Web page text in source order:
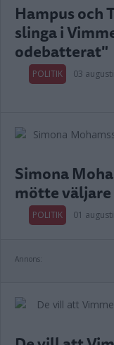
Hampus och
slinga i
odebatterat"
POLITIK 03
Simona
mötte
POLITIK 01
Annons: